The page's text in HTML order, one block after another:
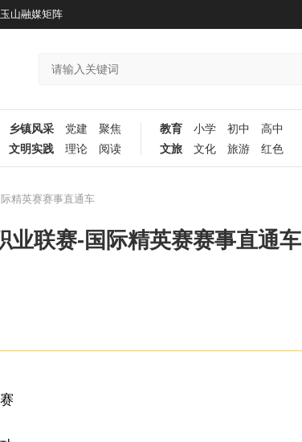
玉山融媒矩阵
乡镇风采 党建
聚焦
文明实践
理论 阅读
教育 小学 初中
高中
文旅
文化 旅游 红色
精英赛赛事直通车
业联赛-国际精英赛赛事直通车